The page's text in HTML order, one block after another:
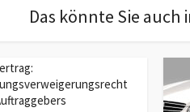
Das könnte Sie auch